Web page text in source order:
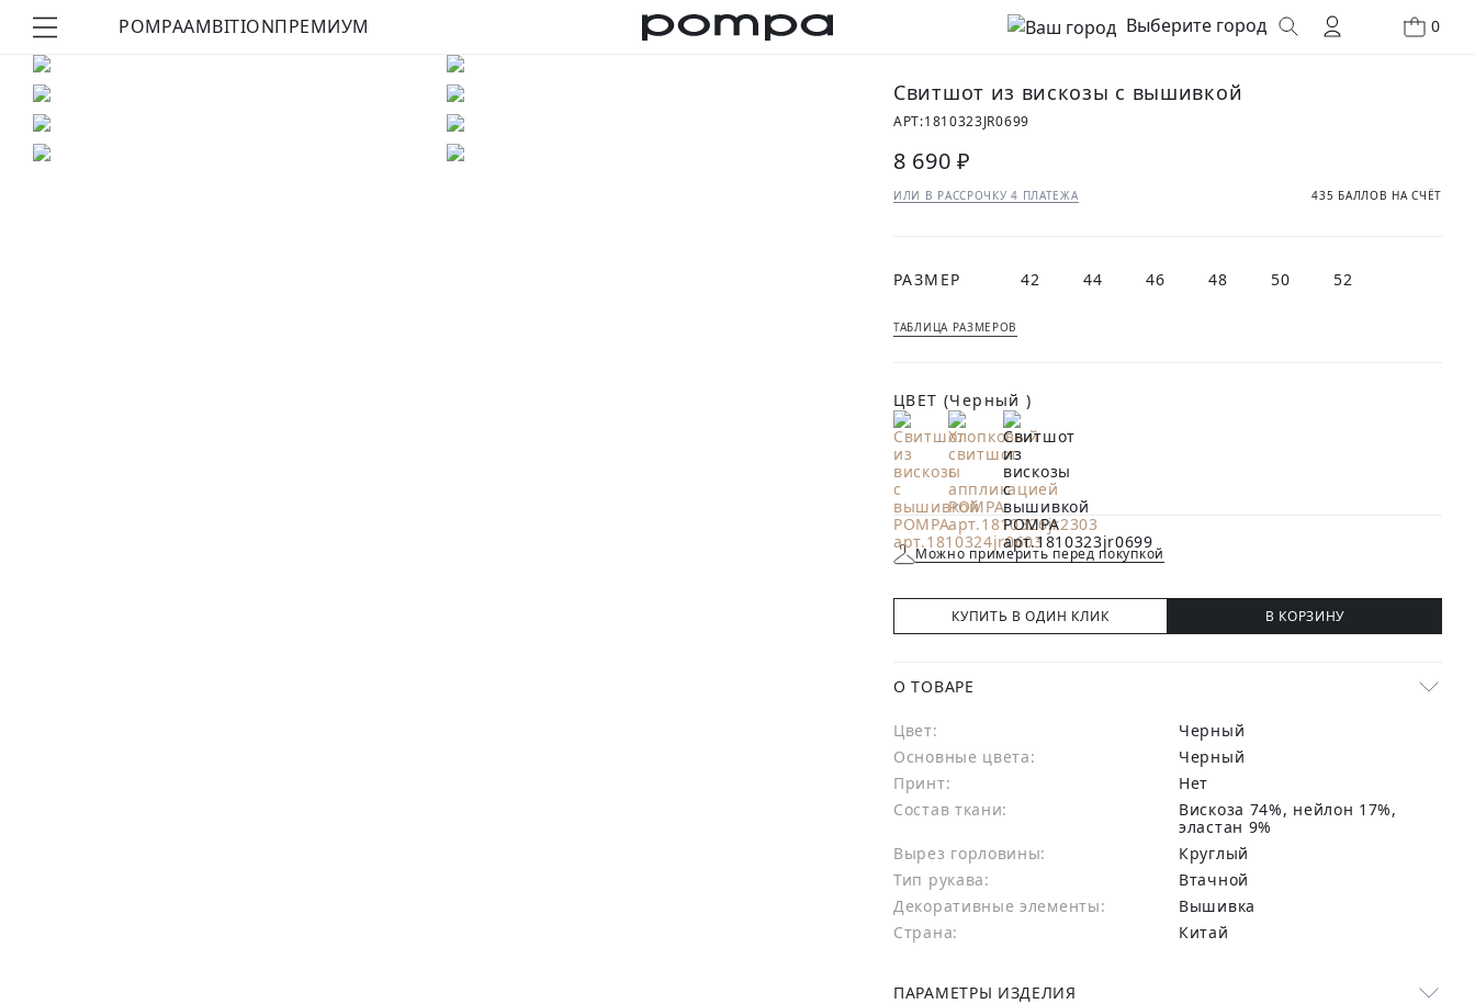
POMPAAMBITIONПРЕМИУМ Выберите город 0
Свитшот из вискозы с вышивкой
АРТ:1810323JR0699
8 690 ₽
ИЛИ В РАССРОЧКУ 4 ПЛАТЕЖА 435 БАЛЛОВ НА СЧЁТ
РАЗМЕР 42 44 46 48 50 52
ТАБЛИЦА РАЗМЕРОВ
ЦВЕТ (Черный )
Можно примерить перед покупкой
КУПИТЬ В ОДИН КЛИК В КОРЗИНУ
О ТОВАРЕ
Цвет:
Черный
Основные цвета:
черный
Принт:
Нет
Состав ткани:
вискоза 74%, нейлон 17%,
эластан 9%
Вырез горловины:
Круглый
Тип рукава:
Втачной
Декоративные элементы:
Вышивка
Страна:
Китай
ПАРАМЕТРЫ ИЗДЕЛИЯ